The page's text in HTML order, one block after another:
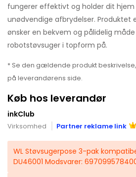
fungerer effektivt og holder dit
unødvendige afbrydelser. Produktet
ønsker en bekvem og pålidelig
robotstøvsuger i topform på.
* Se den gældende produkt
på leverandørens side.
Køb hos leverandør
inkClub
Virksomhed Partner reklame link
WL Støvsugerpose 3-pak
DU46001 Modsvarer: